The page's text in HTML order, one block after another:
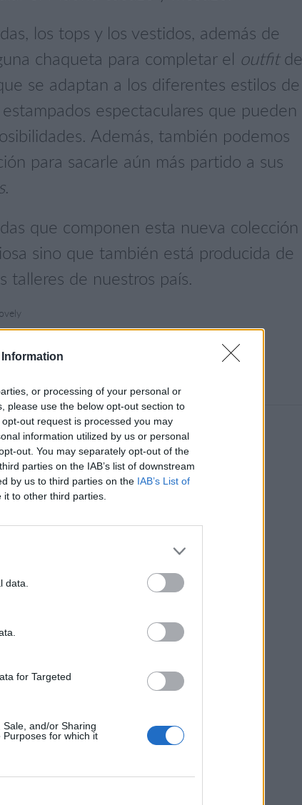
or processing of your personal or
please use the below opt-out section to
out request is processed you may
information utilized by us or personal
out. You may separately opt-out of the
parties on the IAB’s list of downstream
by us to third parties on the IAB’s List of
to other third parties.
data.
for Targeted
and/or Sharing
for which it
los tops y los vestidos, además de
chaqueta para completar el outfitde
se adaptan a los diferentes estilos de
espectaculares que pueden
Además, también podemos
para sacarle aún más partido a sus
.
que componen esta nueva colección
sino que también está producida de
talleres de nuestros país.